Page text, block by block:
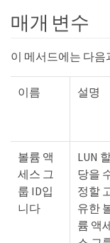
매개 변수
이 메서드에는 다음
이름 설명
볼륨 액
세스 그
룹 ID입
니다
LUN
당을
정할
유한
륨 액